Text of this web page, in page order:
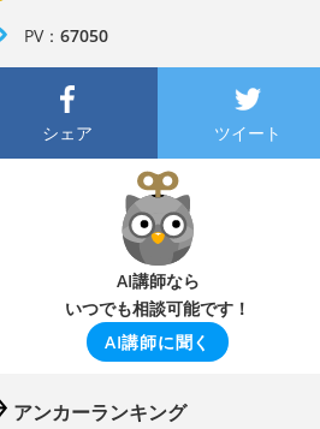
PV： 67050
シェア ツイート
AI講師なら
いつでも相談可能です！
AI講師に聞く
アンカーランキング